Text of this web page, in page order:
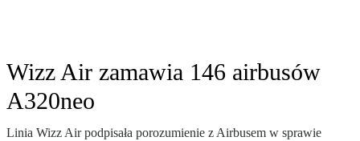
Wizz Air zamawia 146 airbusów
A320neo
Linia Wizz Air podpisała porozumienie z Airbusem w sprawie